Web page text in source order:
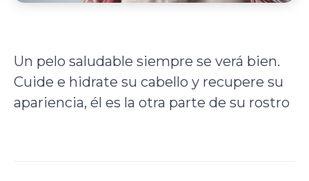
Un pelo saludable siempre se verá bien.
Cuide e hidrate su cabello y recupere su
apariencia, él es la otra parte de su rostro